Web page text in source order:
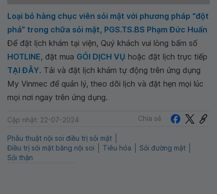
Loại bỏ hàng chục viên sỏi mật với phương pháp “đột
phá” trong chữa sỏi mật, PGS.TS.BS Phạm Đức Huấn
Để đặt lịch khám tại viện, Quý khách vui lòng bấm số
HOTLINE, đặt mua GÓI DỊCH VỤ hoặc đặt lịch trực tiếp
TẠI ĐÂY. Tải và đặt lịch khám tự động trên ứng dụng
My Vinmec để quản lý, theo dõi lịch và đặt hẹn mọi lúc
mọi nơi ngay trên ứng dụng.
Cập nhật: 22-07-2024 Chia sẻ
Phẫu thuật nội soi điều trị sỏi mật
Điều trị sỏi mật bằng nội soi
Tiêu hóa
Sỏi đường mật
Sỏi thận